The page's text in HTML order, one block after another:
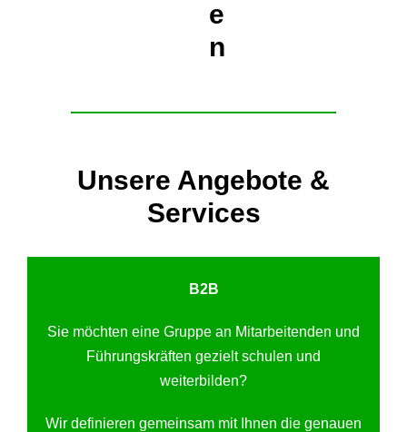
e
n
Unsere Angebote &
Services
B2B
Sie möchten eine Gruppe an Mitarbeitenden und
Führungskräften gezielt schulen und
weiterbilden?
Wir definieren gemeinsam mit Ihnen die genauen